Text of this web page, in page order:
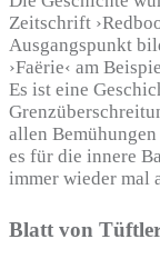
Zeitschrift
Ausgangspunkt
›Faërie‹ am
Es ist eine
allen
es für die innere
immer wieder mal
Blatt von